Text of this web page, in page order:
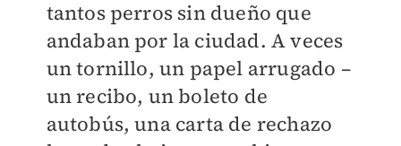
tantos perros sin dueño que
andaban por la ciudad. A veces
un tornillo, un papel arrugado –
un recibo, un boleto de
autobús, una carta de rechazo